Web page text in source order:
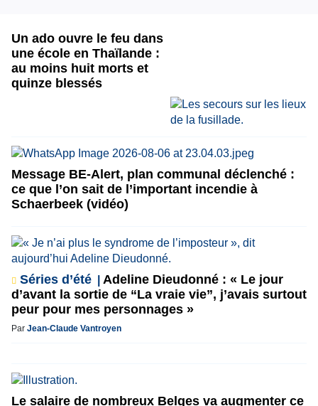
Un ado ouvre le feu dans
une école en Thaïlande :
au moins huit morts et
quinze blessés
Message BE-Alert, plan communal déclenché :
ce que l’on sait de l’important incendie à
Schaerbeek (vidéo)
Séries d’été
Adeline Dieudonné : « Le jour
d’avant la sortie de “La vraie vie”, j’avais surtout
peur pour mes personnages »
Par Jean-Claude Vantroyen
Le salaire de nombreux Belges va augmenter ce